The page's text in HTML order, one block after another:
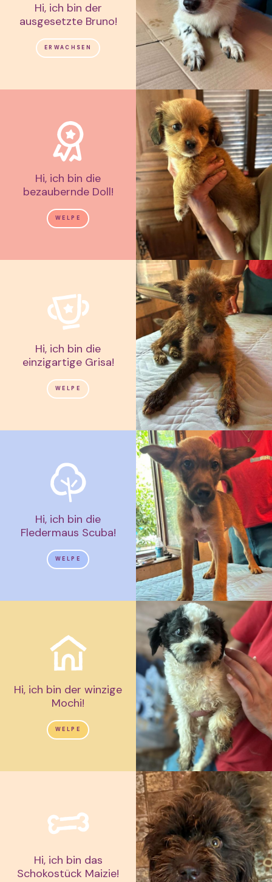
Hi, ich bin der
ausgesetzte Bruno!
ERWACHSEN
Hi, ich bin die
bezaubernde Doll!
WELPE
Hi, ich bin die
einzigartige Grisa!
WELPE
Hi, ich bin die
Fledermaus Scuba!
WELPE
Hi, ich bin der winzige
Mochi!
WELPE
Hi, ich bin das
Schokostück Maizie!